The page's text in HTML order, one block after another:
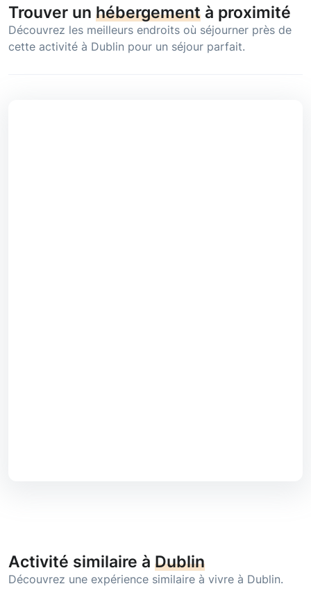
Trouver un hébergement à proximité
Découvrez les meilleurs endroits où séjourner près de
cette activité à Dublin pour un séjour parfait.
Activité similaire à Dublin
Découvrez une expérience similaire à vivre à Dublin.